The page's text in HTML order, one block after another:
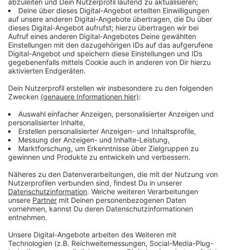
Auf Nummer eins der Top-20-Liste der US-
amerikanischen Organisation landen sogenannte
Wearables. Damit sind beispielsweise Fitnesstracker,
Fitnessuhren, -armbände und vieles gemeint.
Wearables sind - dem Bundesamt für Sicherheit in der
Informationstechnik (BDSI) kleine Computersysteme,
die direkt am Körper getragen werden. "So ist es
heute bereits möglich unter anderem die
Herzfrequenz, den Blutdruck, den Blutzuckerspiegel,
den Schlaf oder den Kalorienverbrauch zu messen",
erklärt das BDSI.
Gesundheit am Arbeitsplatz
Anzeige